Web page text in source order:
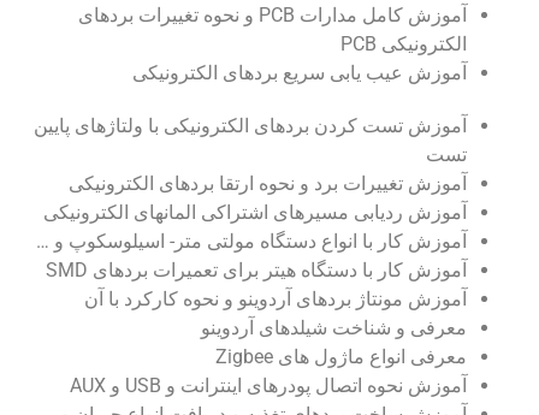
آموزش کامل مدارات PCB و نحوه تغییرات بردهای
الکترونیکی PCB
آموزش عیب یابی سریع بردهای الکترونیکی
آموزش تست کردن بردهای الکترونیکی با ولتاژهای پایین
تست
آموزش تغییرات برد و نحوه ارتقا بردهای الکترونیکی
آموزش ردیابی مسیرهای اشتراکی المانهای الکترونیکی
آموزش کار با انواع دستگاه مولتی متر- اسیلوسکوپ و …
آموزش کار با دستگاه هیتر برای تعمیرات بردهای SMD
آموزش مونتاژ بردهای آردوینو و نحوه کارکرد با آن
معرفی و شناخت شیلدهای آردوینو
معرفی انواع ماژول های Zigbee
آموزش نحوه اتصال پودرهای اینترانت و USB و AUX